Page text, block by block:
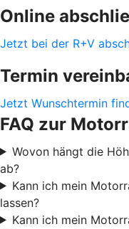
Online
Jetzt bei der R+V
Termin
Jetzt Wunschtermin
FAQ zur
Wovon hängt die
ab?
Kann ich mein
lassen?
Kann ich mein